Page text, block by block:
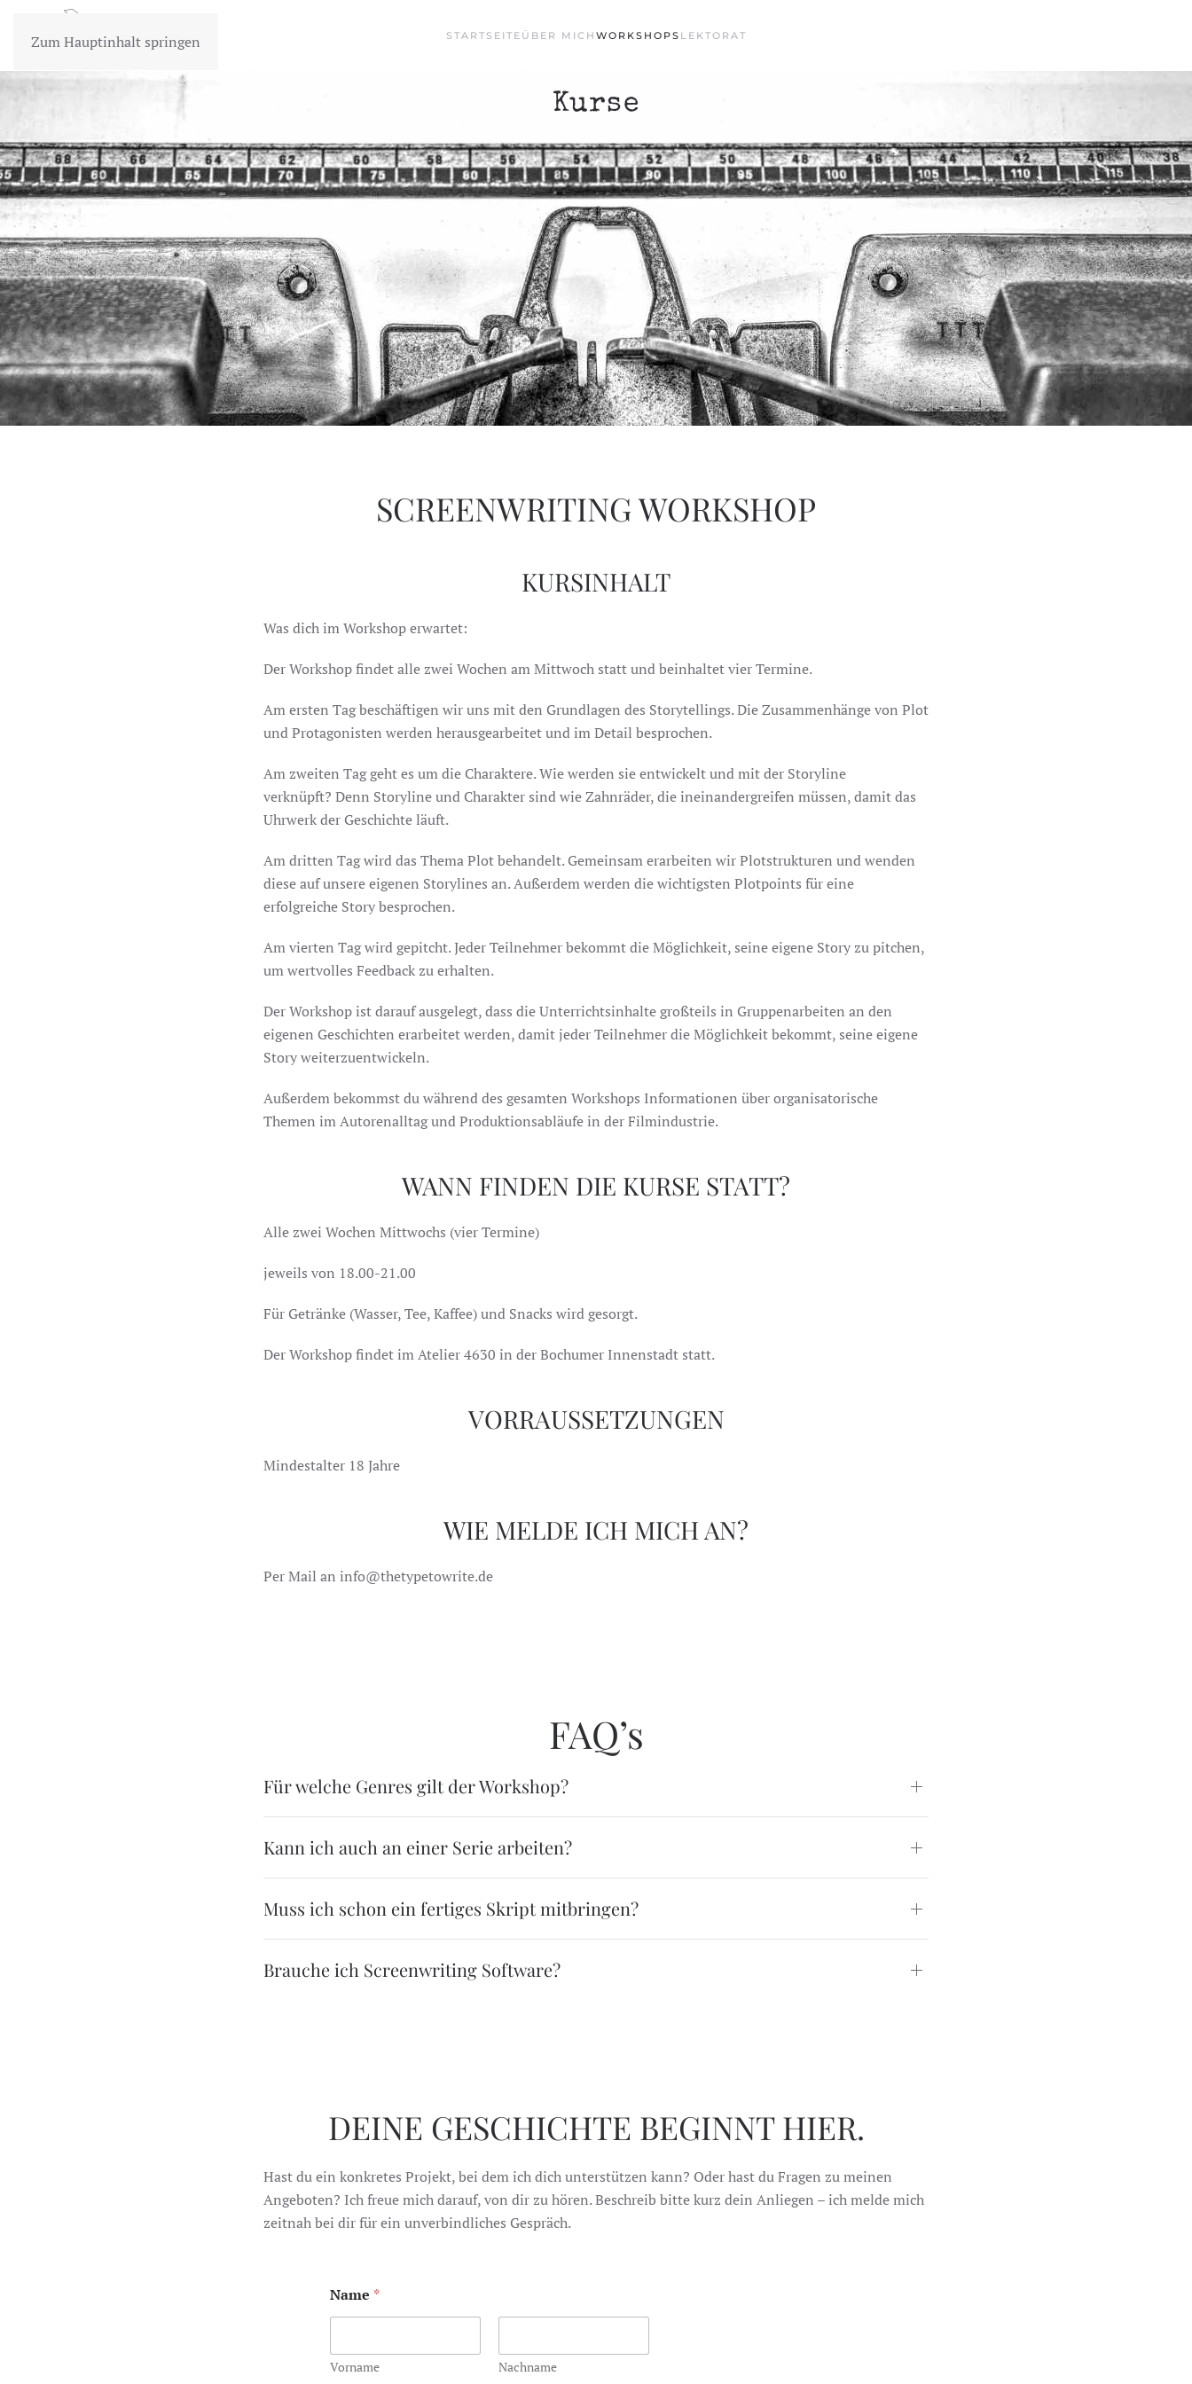
Zum Hauptinhalt springen STARTSEITE ÜBER MICH WORKSHOPS LEKTORAT
Kurse
SCREENWRITING WORKSHOP
KURSINHALT
Was dich im Workshop erwartet:
Der Workshop findet alle zwei Wochen am Mittwoch statt und beinhaltet vier Termine.
Am ersten Tag beschäftigen wir uns mit den Grundlagen des Storytellings. Die Zusammenhänge von Plot
und Protagonisten werden herausgearbeitet und im Detail besprochen.
Am zweiten Tag geht es um die Charaktere. Wie werden sie entwickelt und mit der Storyline
verknüpft? Denn Storyline und Charakter sind wie Zahnräder, die ineinandergreifen müssen, damit das
Uhrwerk der Geschichte läuft.
Am dritten Tag wird das Thema Plot behandelt. Gemeinsam erarbeiten wir Plotstrukturen und wenden
diese auf unsere eigenen Storylines an. Außerdem werden die wichtigsten Plotpoints für eine
erfolgreiche Story besprochen.
Am vierten Tag wird gepitcht. Jeder Teilnehmer bekommt die Möglichkeit, seine eigene Story zu pitchen,
um wertvolles Feedback zu erhalten.
Der Workshop ist darauf ausgelegt, dass die Unterrichtsinhalte großteils in Gruppenarbeiten an den
eigenen Geschichten erarbeitet werden, damit jeder Teilnehmer die Möglichkeit bekommt, seine eigene
Story weiterzuentwickeln.
Außerdem bekommst du während des gesamten Workshops Informationen über organisatorische
Themen im Autorenalltag und Produktionsabläufe in der Filmindustrie.
WANN FINDEN DIE KURSE STATT?
Alle zwei Wochen Mittwochs (vier Termine)
jeweils von 18.00-21.00
Für Getränke (Wasser, Tee, Kaffee) und Snacks wird gesorgt.
Der Workshop findet im Atelier 4630 in der Bochumer Innenstadt statt.
VORRAUSSETZUNGEN
Mindestalter 18 Jahre
WIE MELDE ICH MICH AN?
Per Mail an info@thetypetowrite.de
FAQ’s
Für welche Genres gilt der Workshop?
Kann ich auch an einer Serie arbeiten?
Muss ich schon ein fertiges Skript mitbringen?
Brauche ich Screenwriting Software?
DEINE GESCHICHTE BEGINNT HIER.
Hast du ein konkretes Projekt, bei dem ich dich unterstützen kann? Oder hast du Fragen zu meinen
Angeboten? Ich freue mich darauf, von dir zu hören. Beschreib bitte kurz dein Anliegen – ich melde mich
zeitnah bei dir für ein unverbindliches Gespräch.
Name *
Vorname Nachname